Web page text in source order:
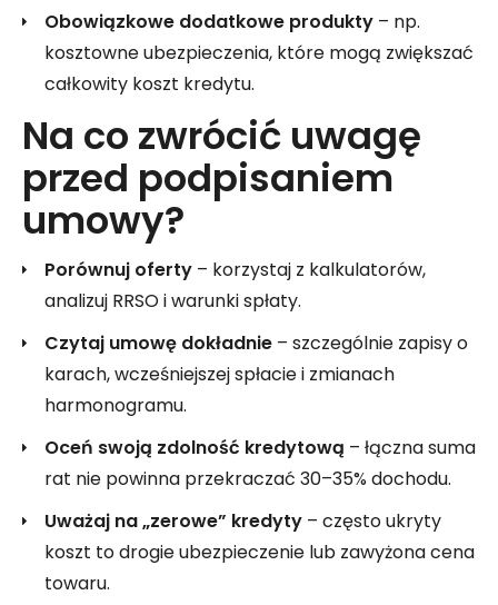
Obowiązkowe dodatkowe produkty – np.
kosztowne ubezpieczenia, które mogą zwiększać
całkowity koszt kredytu.
Na co zwrócić uwagę
przed podpisaniem
umowy?
Porównuj oferty – korzystaj z kalkulatorów,
analizuj RRSO i warunki spłaty.
Czytaj umowę dokładnie – szczególnie zapisy o
karach, wcześniejszej spłacie i zmianach
harmonogramu.
Oceń swoją zdolność kredytową – łączna suma
rat nie powinna przekraczać 30–35% dochodu.
Uważaj na „zerowe” kredyty – często ukryty
koszt to drogie ubezpieczenie lub zawyżona cena
towaru.